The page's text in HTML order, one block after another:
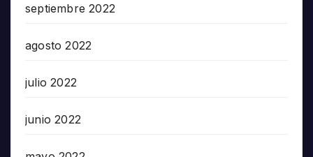
septiembre 2022
agosto 2022
julio 2022
junio 2022